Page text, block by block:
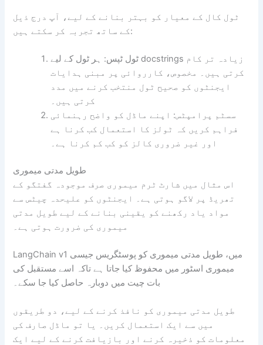
ٹول کال کے معیار کو بہتر بنانے کے لیے، آپ درج ذیل
کے ساتھ تجربہ کر سکتے ہیں:
ٹول ٹپس: ہر ٹول کے لیے docstrings زیادہ تر کام
کرتی ہیں۔ مخصوص، کارروائی پر مبنی ہدایات
ایجنٹوں کو صحیح ٹول منتخب کرنے میں مدد
کرتی ہیں۔
سسٹم پرامپٹس: اپنے ماڈل کو واضح رہنمائی
فراہم کریں کہ ٹولز کا استعمال کب کرنا ہے
اور غیر ضروری کالز کو کب کم کرنا ہے۔
طویل مدتی میموری
اس مثال میں شارٹ ٹرم میموری صرف موجودہ گفتگو کے
تھریڈ پر لاگو ہوتی ہے۔ ایجنٹوں کو علیحدہ چیٹس سے
مواد یاد رکھنے کو یقینی بنانے کے لیے طویل مدتی
میموری کی ضرورت ہوتی ہے۔
LangChain v1 میں، طویل مدتی میموری کو پوسٹگریس جیسی
میموری اسٹور میں محفوظ کیا جاتا ہے تاکہ اسے مستقبل کی
بات چیت میں دوبارہ حاصل کیا جا سکے۔
طویل مدتی میموری کو نافذ کرنے کے لیے، دو طریقوں
میں سے ایک استعمال کریں۔ یا تو ماڈل صارف کی
معلومات کو ذخیرہ کرنے اور بازیافت کرنے کے لیے ایک